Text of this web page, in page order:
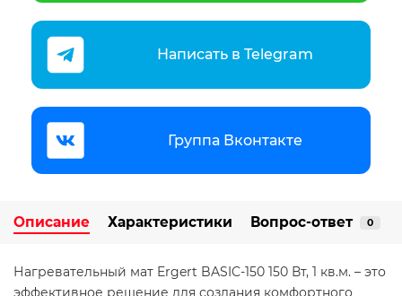
Написать в Telegram
Группа Вконтакте
Описание Характеристики Вопрос-ответ 0
Нагревательный мат Ergert BASIC-150 150 Вт, 1 кв.м. – это
эффективное решение для создания комфортного